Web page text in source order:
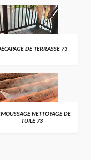
DE TERRASSE 73
NETTOYAGE DE
TUILE 73